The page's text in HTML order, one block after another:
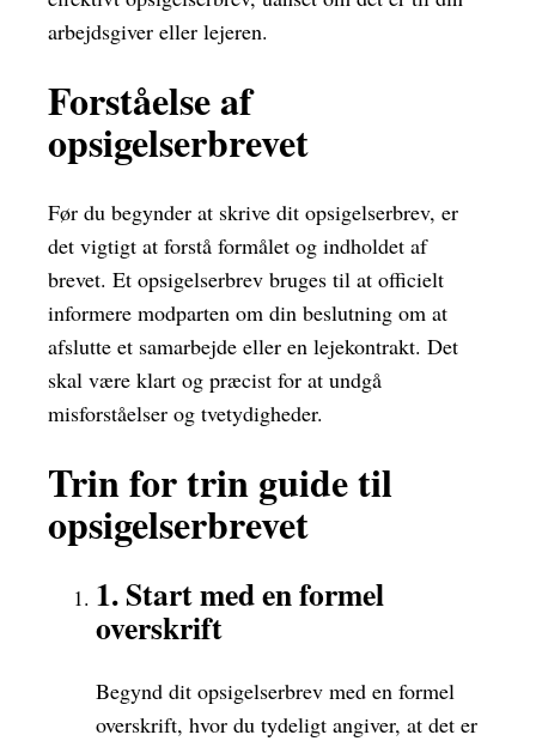
arbejdsgiver eller lejeren.
Forståelse af
opsigelserbrevet
Før du begynder at skrive dit opsigelserbrev, er
det vigtigt at forstå formålet og indholdet af
brevet. Et opsigelserbrev bruges til at officielt
informere modparten om din beslutning om at
afslutte et samarbejde eller en lejekontrakt. Det
skal være klart og præcist for at undgå
misforståelser og tvetydigheder.
Trin for trin guide til
opsigelserbrevet
1. Start med en formel
overskrift
Begynd dit opsigelserbrev med en formel
overskrift, hvor du tydeligt angiver, at det er